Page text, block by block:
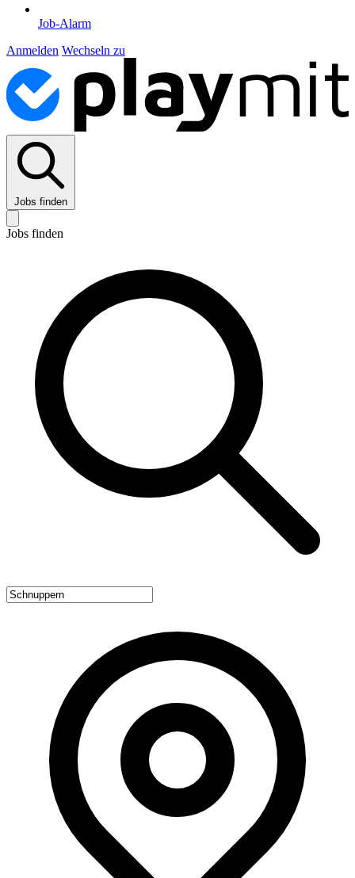
Job-Alarm
Anmelden Wechseln zu
Jobs finden
Jobs finden